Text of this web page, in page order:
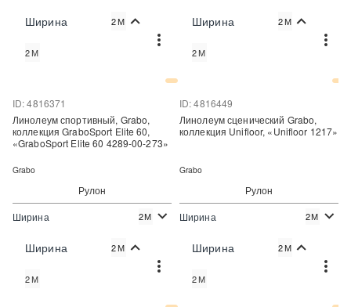
Цена:Ширина 2М
2М
Цена:Ширина 2М
2М
Рулон
ID: 4816371
Цена:
Линолеум спортивный, Grabo,
коллекция GraboSport Elite 60,
«GraboSport Elite 60 4289-00-273»
Grabo
Ширина 2М
Ширина 2М
2М
Рулон
ID: 4816449
Цена:
Линолеум сценический Grabo,
коллекция Unifloor, «Unifloor 1217»
Grabo
Ширина 2М
Ширина 2М
2М